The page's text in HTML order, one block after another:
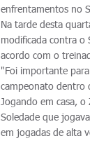
enfrentamentos no
Na tarde desta
modificada contra o
acordo com o
"Foi importante
campeonato dentro
Jogando em casa,
Soledade que
em jogadas de alta